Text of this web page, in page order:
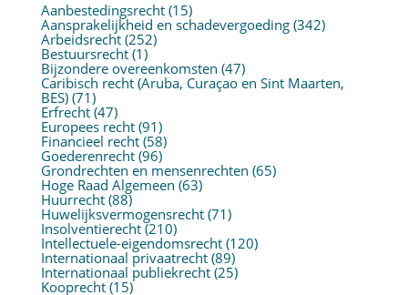
Aanbestedingsrecht(15)
Aansprakelijkheid en schadevergoeding(342)
Arbeidsrecht(252)
Bestuursrecht(1)
Bijzondere overeenkomsten (47)
Caribisch recht (Aruba, Curaçao en Sint Maarten,
BES)(71)
Erfrecht(47)
Europees recht(91)
Financieel recht(58)
Goederenrecht(96)
Grondrechten en mensenrechten (65)
Hoge Raad Algemeen (63)
Huurrecht(88)
Huwelijksvermogensrecht(71)
Insolventierecht(210)
Intellectuele-eigendomsrecht(120)
Internationaal privaatrecht(89)
Internationaal publiekrecht(25)
Kooprecht(15)